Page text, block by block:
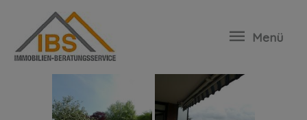
Menü
35175-Oststeinbek